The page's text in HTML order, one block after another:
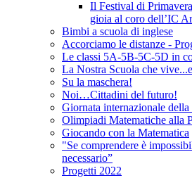
Il Festival di
gioia al coro dell’IC
Bimbi a scuola di inglese
Accorciamo le distanze -
Le classi 5A-5B-5C-5D in
La Nostra Scuola che
Su la maschera!
Noi…Cittadini del futuro!
Giornata internazionale della
Olimpiadi Matematiche alla
Giocando con la Matematica
"Se comprendere è
necessario”
Progetti 2022